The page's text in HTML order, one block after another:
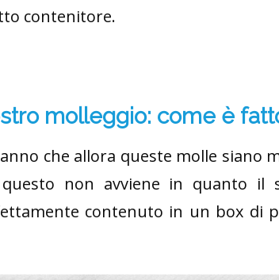
contenitore.
molleggio: come è
che allora queste molle siano
non avviene in quanto il
contenuto in un box di